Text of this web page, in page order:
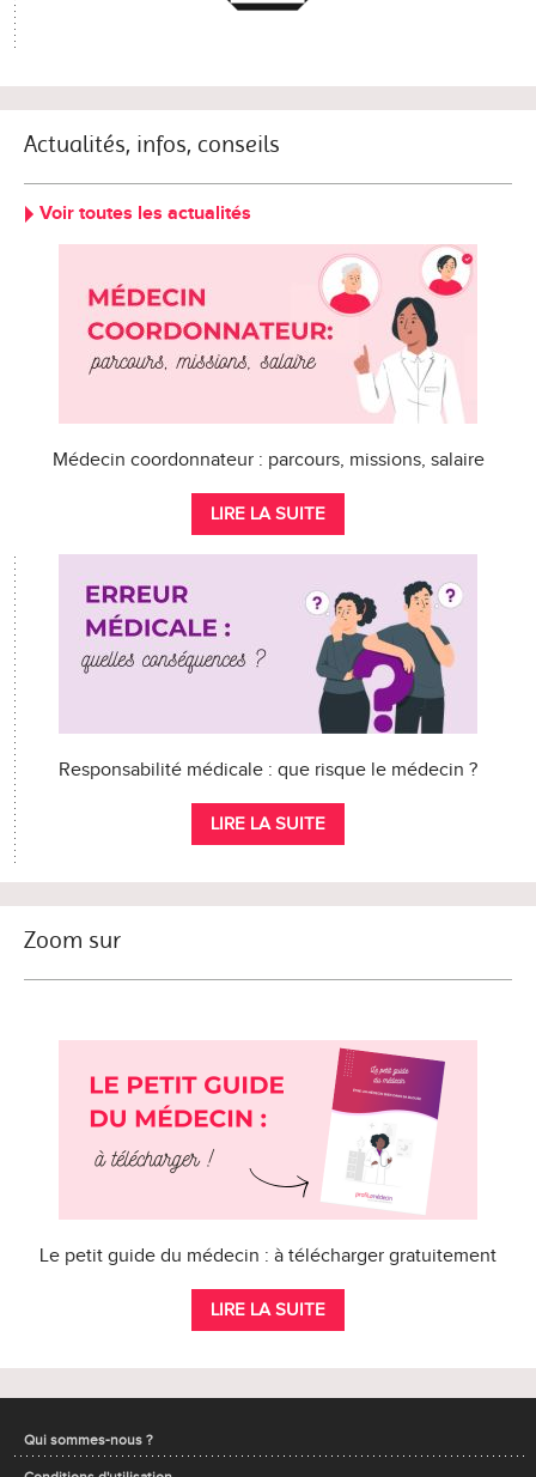
Actualités, infos, conseils
Voir toutes les actualités
Médecin coordonnateur : parcours, missions, salaire
LIRE LA SUITE
Responsabilité médicale : que risque le médecin ?
LIRE LA SUITE
Zoom sur
Le petit guide du médecin : à télécharger gratuitement
LIRE LA SUITE
Qui sommes-nous ?